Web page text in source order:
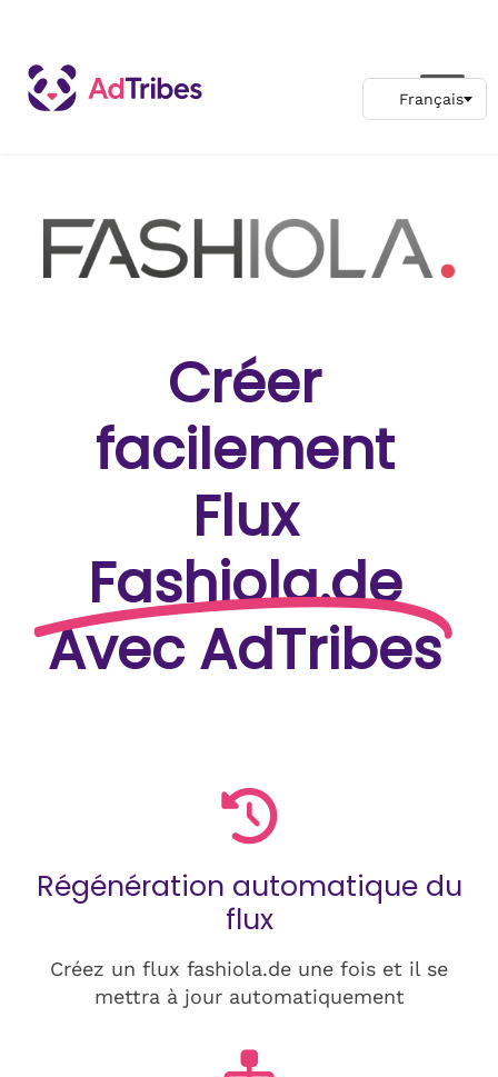
Créer
facilement
Flux
Fashiola.de
Avec AdTribes
Régénération automatique du
flux
Créez un flux fashiola.de une fois et il se
mettra à jour automatiquement